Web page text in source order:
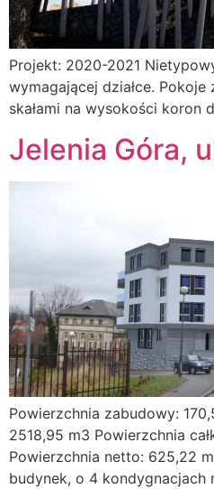
Projekt: 2020-2021
wymagającej działce. Pokoje
skałami na wysokości koron
Jelenia Góra,
Powierzchnia zabudowy:
2518,95 m3 Powierzchnia
Powierzchnia netto: 625,22
budynek, o 4 kondygnacjach